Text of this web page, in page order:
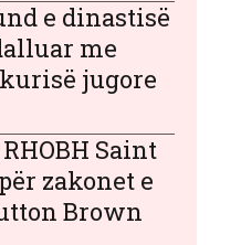
e dinastisë
me
jugore
Saint
zakonet e
Brown